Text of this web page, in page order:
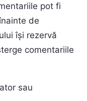
pot fi
de
își rezervă
comentariile
sau